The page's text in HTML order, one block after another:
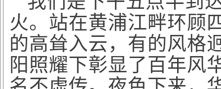
火。站在黄浦江畔环顾
的高耸入云，有的风格
阳照耀下彰显了百年风